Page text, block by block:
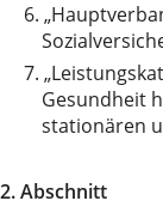
6.
7.
Gesundheit
stationären
2. Abschnitt